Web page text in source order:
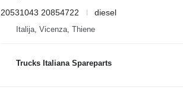
20531043 20854722
diesel
Italija, Vicenza, Thiene
Trucks Italiana Spareparts